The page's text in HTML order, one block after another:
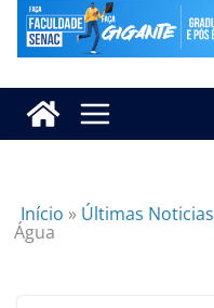
Início » Últimas Noticias
Água